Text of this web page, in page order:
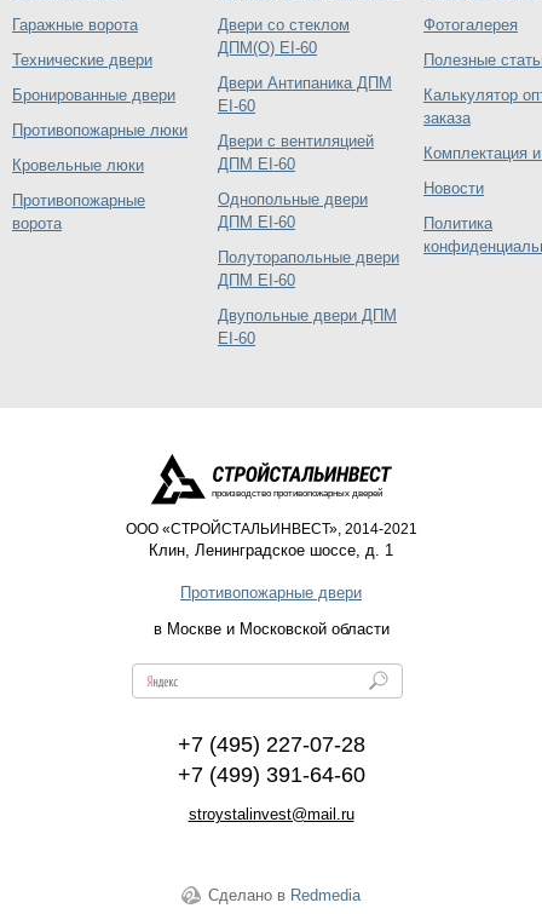
Гаражные ворота
Технические двери
Бронированные двери
Противопожарные люки
Кровельные люки
Противопожарные
ворота
Двери со стеклом
ДПМ(О) EI-60
Двери Антипаника ДПМ
EI-60
Двери с вентиляцией
ДПМ EI-60
Однопольные двери
ДПМ EI-60
Полуторапольные двери
ДПМ EI-60
Двупольные двери ДПМ
EI-60
Фотогалерея
Полезные
Калькулятор
заказа
Комплектация
Новости
Политика
производство противопожарных дверей
ООО «СТРОЙСТАЛЬИНВЕСТ», 2014-2021
Клин, Ленинградское шоссе, д. 1
Противопожарные двери
в Москве и Московской области
+7 (495) 227-07-28
+7 (499) 391-64-60
stroystalinvest@mail.ru
Сделано в Redmedia